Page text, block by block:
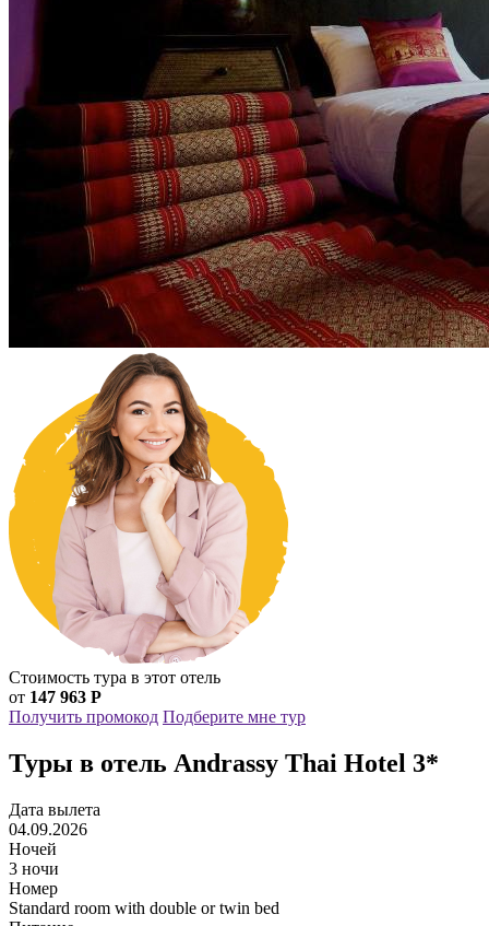
Стоимость тура в этот отель
от 147 963 Р
Получить промокод Подберите мне тур
Туры в отель Andrassy Thai Hotel 3*
Дата вылета
04.09.2026
Ночей
3 ночи
Номер
Standard room with double or twin bed